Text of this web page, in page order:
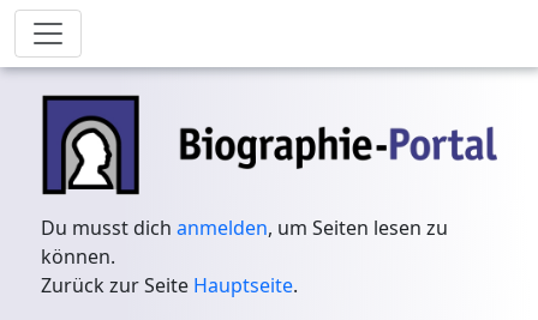
Du musst dichanmelden, um Seiten lesen zu
können.
Zurück zur Seite Hauptseite.